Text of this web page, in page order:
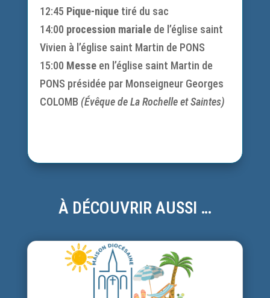
12:45 Pique-nique tiré du sac
14:00 procession marialede l’église saint
Vivien à l’église saint Martin de PONS
15:00 Messe en l’église saint Martin de
PONS présidée par Monseigneur Georges
COLOMB (Évêque de La Rochelle et Saintes)
À DÉCOUVRIR AUSSI …